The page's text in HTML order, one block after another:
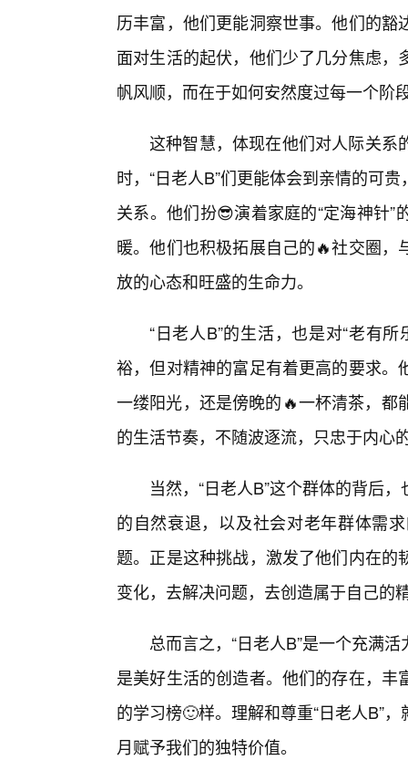
历丰富，他们更能洞察世事。他们的
面对生活的起伏，他们少了几分焦虑
帆风顺，而在于如何安然度过每一个阶
这种智慧，体现在他们对人际关系
时，“日老人B”们更能体会到亲情的可
关系。他们扮😎演着家庭的“定海神针
暖。他们也积极拓展自己的🔥社交圈
放的心态和旺盛的生命力。
“日老人B”的生活，也是对“老有
裕，但对精神的富足有着更高的要求
一缕阳光，还是傍晚的🔥一杯清茶，
的生活节奏，不随波逐流，只忠于内心
当然，“日老人B”这个群体的背后
的自然衰退，以及社会对老年群体需
题。正是这种挑战，激发了他们内在
变化，去解决问题，去创造属于自己的
总而言之，“日老人B”是一个充满
是美好生活的创造者。他们的存在，
的学习榜🙂样。理解和尊重“日老人B”
月赋予我们的独特价值。